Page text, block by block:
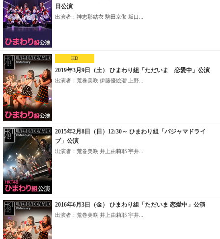
日公演
出演者：神志那結衣 駒田京伽 坂口...
HD
2019年3月9日（土） ひまわり組「ただいま 恋愛中」公演
出演者：荒巻美咲 伊藤優絵瑠 上野...
2015年2月8日（日）12:30～ ひまわり組「パジャマドライ
ブ」公演
出演者：荒巻美咲 井上由莉耶 宇井...
2016年6月3日（金） ひまわり組「ただいま 恋愛中」公演
出演者：荒巻美咲 井上由莉耶 宇井...